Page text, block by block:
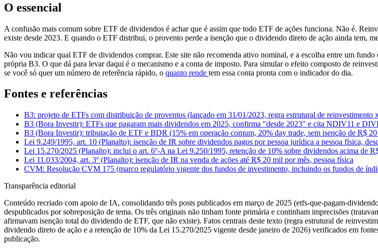
O essencial
A confusão mais comum sobre ETF de dividendos é achar que é assim que todo ETF de ações funciona. Não é.
existe desde 2023. E quando o ETF distribui, o provento perde a isenção que o dividendo direto de ação ainda tem,
Não vou indicar qual ETF de dividendos comprar. Este site não recomenda ativo nominal, e a escolha entre um
própria B3. O que dá para levar daqui é o mecanismo e a conta de imposto. Para simular o efeito composto de
se você só quer um número de referência rápido, o quanto rende tem essa conta pronta com o indicador do dia.
Fontes e referências
B3: projeto de ETFs com distribuição de proventos (lançado em 31/01/2023, regra estrutural de reinvestimento
B3 (Bora Investir): ETFs que pagaram mais dividendos em 2025, confirma "desde 2023" e cita NDIV11 e
B3 (Bora Investir): tributação de ETF e BDR (15% em operação comum, 20% day trade, sem isenção de R$
Lei 9.249/1995, art. 10 (Planalto): isenção de IR sobre dividendos pagos por pessoa jurídica a pessoa física,
Lei 15.270/2025 (Planalto): inclui o art. 6º-A na Lei 9.250/1995, retenção de 10% sobre dividendos acima de
Lei 11.033/2004, art. 3º (Planalto): isenção de IR na venda de ações até R$ 20 mil por mês, pessoa física
CVM: Resolução CVM 175 (marco regulatório vigente dos fundos de investimento, incluindo os fundos de
Transparência editorial
Conteúdo recriado com apoio de IA, consolidando três posts publicados em março de 2025 (etfs-que-pagam-
despublicados por sobreposição de tema. Os três originais não tinham fonte primária e continham imprecisões
afirmavam isenção total do dividendo de ETF, que não existe). Fatos centrais deste texto (regra estrutural de
dividendo direto de ação e a retenção de 10% da Lei 15.270/2025 vigente desde janeiro de 2026) verificados em
publicação.